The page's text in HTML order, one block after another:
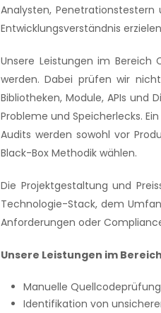
Analysten,
Entwicklungsverständnis
Unsere Leistungen im
werden. Dabei prüfen wir
Bibliotheken, Module, APIs
Probleme und Speicherlecks.
Audits werden sowohl vor
Black-Box Methodik wählen.
Die Projektgestaltung und
Technologie-Stack, dem
Anforderungen oder
Unsere Leistungen im
Manuelle
Identifikation von